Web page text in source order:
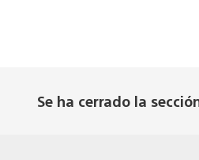
Se ha cerrado la